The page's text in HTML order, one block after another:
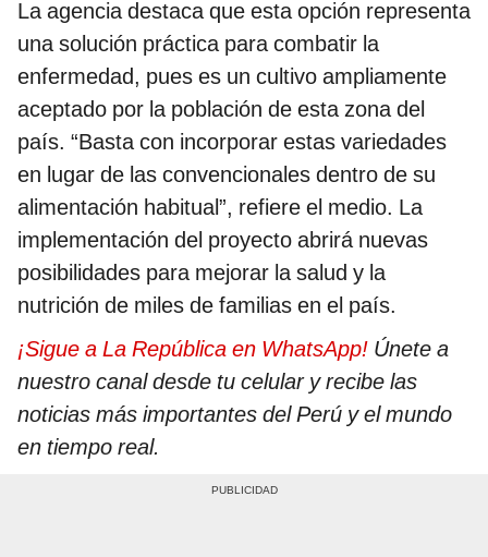
La agencia destaca que esta opción representa
una solución práctica para combatir la
enfermedad, pues es un cultivo ampliamente
aceptado por la población de esta zona del
país. “Basta con incorporar estas variedades
en lugar de las convencionales dentro de su
alimentación habitual”, refiere el medio. La
implementación del proyecto abrirá nuevas
posibilidades para mejorar la salud y la
nutrición de miles de familias en el país.
¡Sigue a La República en WhatsApp! Únete a
nuestro canal desde tu celular y recibe las
noticias más importantes del Perú y el mundo
en tiempo real.